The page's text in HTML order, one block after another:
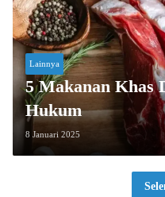
Lainnya
5 Makanan Khas
Hukum
8 Januari 2025